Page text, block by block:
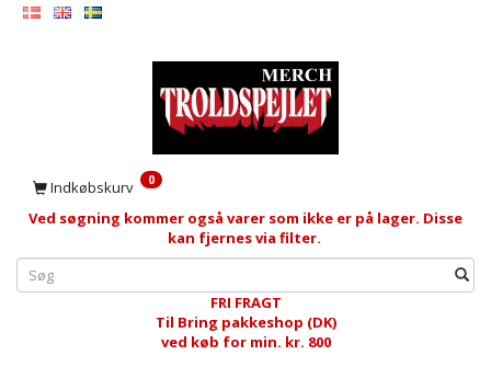
Indkøbskurv 0
Ved søgning kommer også varer som ikke er på lager. Disse
kan fjernes via filter.
FRI FRAGT
Til Bring pakkeshop (DK)
ved køb for min. kr. 800